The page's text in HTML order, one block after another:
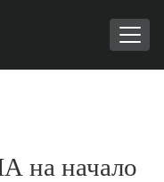
на начало